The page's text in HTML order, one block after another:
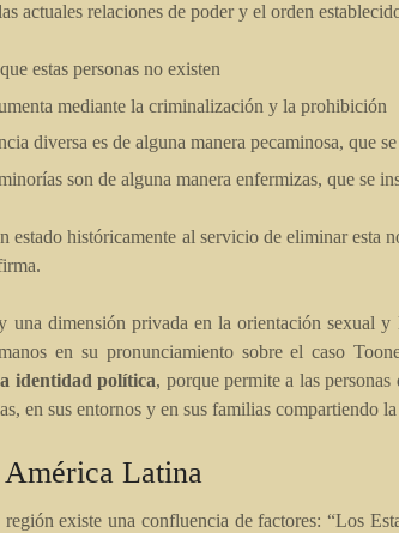
actuales relaciones de poder y el orden
estas personas no existen
mediante la criminalización y la prohibición
diversa es de alguna manera pecaminosa, que
son de alguna manera enfermizas, que se
estado históricamente al servicio de eliminar
una dimensión privada en la orientación sexual
en su pronunciamiento sobre el caso
identidad política, porque permite a las
en sus entornos y en sus familias compartiendo
Latina
existe una confluencia de factores: “Los